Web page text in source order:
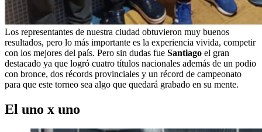
Los representantes de nuestra ciudad obtuvieron muy buenos
resultados, pero lo más importante es la experiencia vivida, competir
con los mejores del país. Pero sin dudas fue Santiago el gran
destacado ya que logró cuatro títulos nacionales además de un podio
con bronce, dos récords provinciales y un récord de campeonato
para que este torneo sea algo que quedará grabado en su mente.
El uno x uno